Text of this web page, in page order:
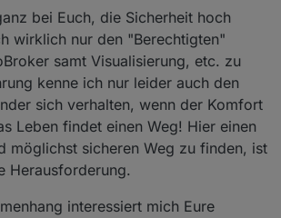
bei Euch, die Sicherheit hoch
wirklich nur den "Berechtigten"
samt Visualisierung, etc. zu
kenne ich nur leider auch den
sich verhalten, wenn der Komfort
Leben findet einen Weg! Hier einen
möglichst sicheren Weg zu finden, ist
Herausforderung.
interessiert mich Eure